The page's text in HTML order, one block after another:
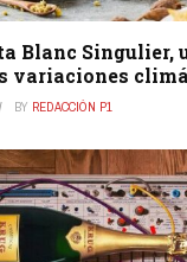
Blanc Singulier,
variaciones
BY REDACCIÓN P1